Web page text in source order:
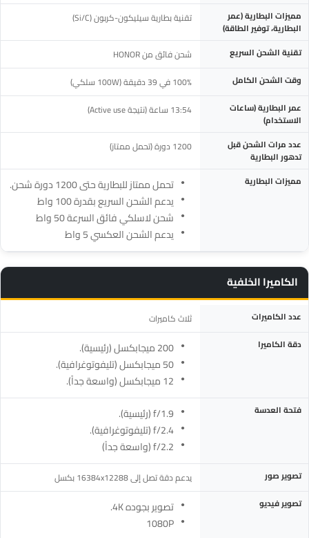
مميزات البطارية (عمر
البطارية، توفير الطاقة)
تقنية بطارية سيليكون-كربون (Si/C)
تقنية الشحن السريع شحن فائق من HONOR
وقت الشحن الكامل 100% في 39 دقيقة (100W سلكي)
عمر البطارية (ساعات
الاستخدام)
13:54 ساعة (نتيجة Active use)
عدد مرات الشحن قبل
تدهور البطارية
1200 دورة (تحمل ممتاز)
مميزات البطارية
تحمل ممتاز للبطارية حتى 1200 دورة شحن.
يدعم الشحن السريع بقدرة 100 واط
شحن لاسلكي فائق السرعة 50 واط
يدعم الشحن العكسي 5 واط
الكاميرا الخلفية
المواصفة التفاصيلعدد الكاميرات ثلاث كاميرات
دقة الكاميرا
200 ميجابكسل (رئيسية).
50 ميجابكسل (تليفوتوغرافية).
12 ميجابكسل (واسعة جداً).
فتحة العدسة
f/1.9 (رئيسية).
f/2.4 (تليفوتوغرافية).
f/2.2 (واسعة جداً)
تصوير صور يدعم دقة تصل إلى 16384x12288 بكسل
تصوير فيديو
تصوير بجوده 4K.
1080P